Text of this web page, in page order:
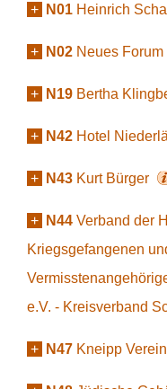
+ N01 Heinrich
+ N02 Neues Forum
+ N19 Bertha
+ N42 Hotel
+ N43 Kurt Bürger
+ N44 Verband der
Kriegsgefangenen
e.V. - Kreisverband
+ N47 Kneipp